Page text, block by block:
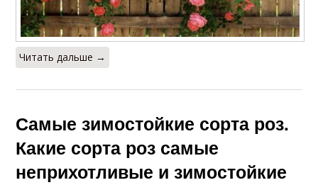
Читать дальше →
Самые зимостойкие сорта роз.
Какие сорта роз самые
неприхотливые и зимостойкие